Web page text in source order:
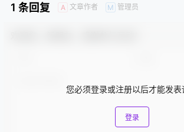
1 条回复 A 文章作者 M 管理员
您必须登录或注册以后才能发表
登录